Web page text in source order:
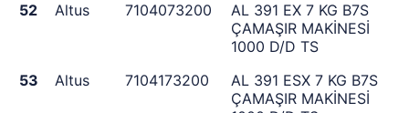
52
Altus 7104073200
AL 391 EX 7 KG B7S
ÇAMAŞIR MAKİNESİ
1000 D/D TS
53
Altus 7104173200
AL 391 ESX 7 KG B7S
ÇAMAŞIR MAKİNESİ